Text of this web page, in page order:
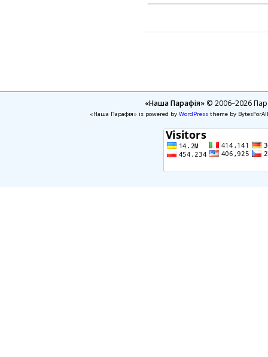
«Наша Парафія»© 2006–2026
«Наша Парафія» is powered by WordPresstheme by